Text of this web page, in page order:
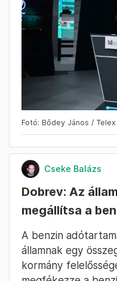
Fotó: Bődey János / Telex
Cseke Balázs
Dobrev: Az
megállítsa a
A benzin
államnak egy
kormány